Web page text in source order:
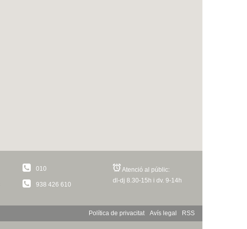
010
938 426 610
Atenció al públic:
dl-dj 8.30-15h i dv. 9-14h
Política de privacitat Avís legal RSS